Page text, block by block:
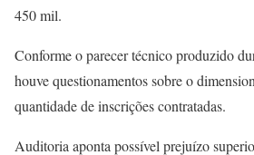
450 mil.
Conforme o parecer técnico produzido
houve questionamentos sobre o
quantidade de inscrições contratadas.
Auditoria aponta possível prejuízo